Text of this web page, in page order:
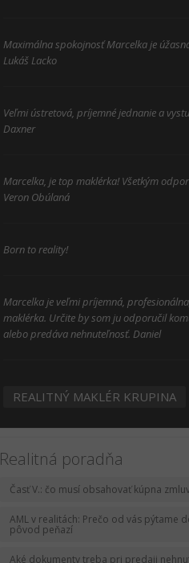
Maximálna spokojnosť Marcelka je
Lukáš Lacko
Veľmi ústretová, príjemné jednanie a
Daxner
Marcelka, je top maklérka! Všetkým
Veron Obúlaná
Born to reality!
Marcelka je veľmi príjemná,
maklérka. Určite by som ju odporučil
alebo predáva nehnuteľnosť. Daniel
REALITNÝ MAKLÉR KRUPINA
Realitná poradňa
Časť V.: čo musí obsahovať kúpna
AML v realitách: Prečo od vás pýtame
pôvod peňazí
Aké dokumenty treba pri predaji